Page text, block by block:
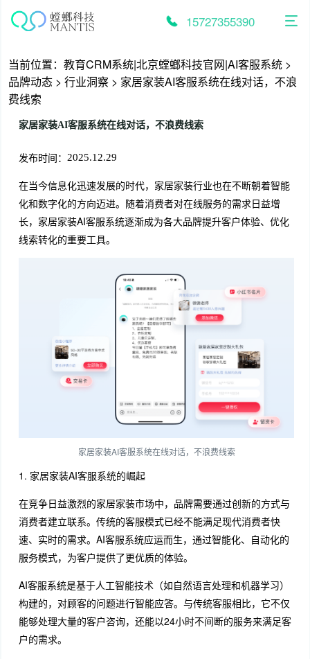
15727355390
当前位置： 教育CRM系统|北京螳螂科技官网|AI客服系统 >
品牌动态 > 行业洞察 > 家居家装AI客服系统在线对话，不浪
费线索
家居家装AI客服系统在线对话，不浪费线索
发布时间： 2025.12.29
在当今信息化迅速发展的时代，家居家装行业也在不断朝着智能
化和数字化的方向迈进。随着消费者对在线服务的需求日益增
长，家居家装AI客服系统逐渐成为各大品牌提升客户体验、优化
线索转化的重要工具。
家居家装AI客服系统在线对话，不浪费线索
1. 家居家装AI客服系统的崛起
在竞争日益激烈的家居家装市场中，品牌需要通过创新的方式与
消费者建立联系。传统的客服模式已经不能满足现代消费者快
速、实时的需求。AI客服系统应运而生，通过智能化、自动化的
服务模式，为客户提供了更优质的体验。
AI客服系统是基于人工智能技术（如自然语言处理和机器学习）
构建的，对顾客的问题进行智能应答。与传统客服相比，它不仅
能够处理大量的客户咨询，还能以24小时不间断的服务来满足客
户的需求。